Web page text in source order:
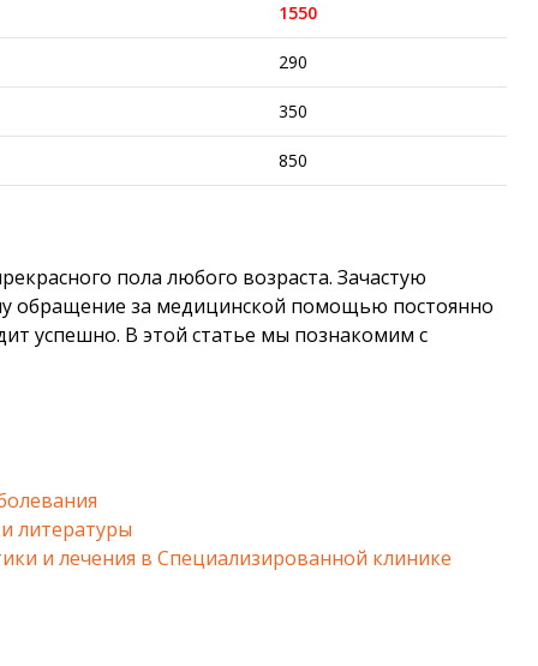
1550
290
350
850
пола любого возраста. Зачастую
обращение за медицинской помощью постоянно
успешно. В этой статье мы познакомим с
литературы
и лечения в Специализированной клинике